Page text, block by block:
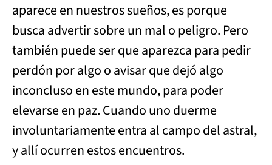
aparece en nuestros sueños, es porque
busca advertir sobre un mal o peligro. Pero
también puede ser que aparezca para pedir
perdón por algo o avisar que dejó algo
inconcluso en este mundo, para poder
elevarse en paz. Cuando uno duerme
involuntariamente entra al campo del astral,
y allí ocurren estos encuentros.